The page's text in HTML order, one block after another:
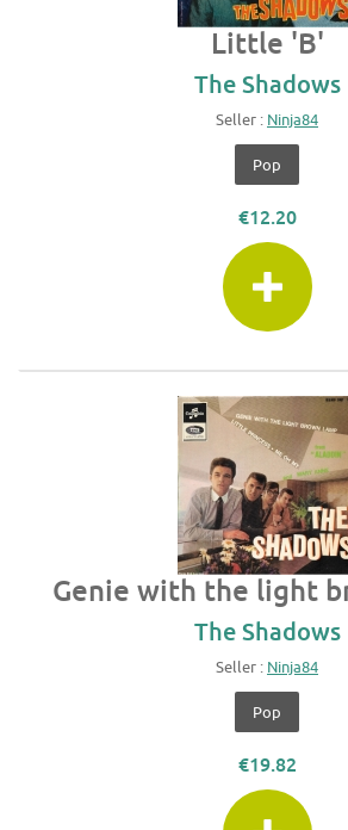
Little 'B'
The Shadows
Seller : Ninja84
Pop
€12.20
Genie with the light
The Shadows
Seller : Ninja84
Pop
€19.82